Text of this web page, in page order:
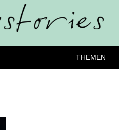
THEMEN